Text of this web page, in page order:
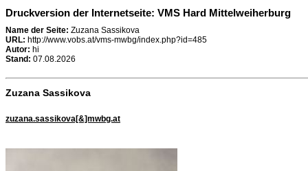
Druckversion der Internetseite: VMS Hard Mittelweiherburg
Name der Seite: Zuzana Sassikova
URL: http://www.vobs.at/vms-mwbg/index.php?id=485
Autor: hi
Stand: 07.08.2026
Zuzana Sassikova
zuzana.sassikova[&]mwbg.at